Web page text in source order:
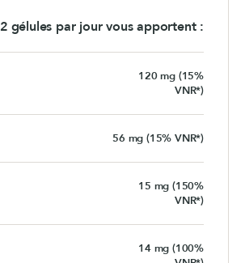
2 gélules par jour vous apportent :
120 mg (15%
VNR*)
56 mg (15% VNR*)
15 mg (150%
VNR*)
14 mg (100%